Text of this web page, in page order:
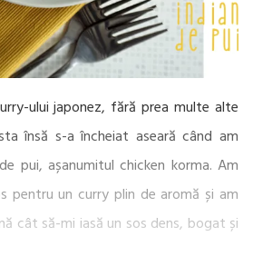
ului japonez, fără prea multe alte
însă s-a încheiat aseară când am
pui, așanumitul chicken korma. Am
pentru un curry plin de aromă și am
cât să-mi iasă un sos dens, bogat și